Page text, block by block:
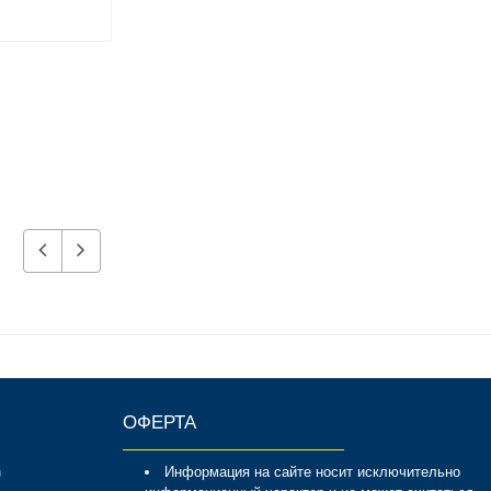
ОФЕРТА
Информация на сайте носит исключительно